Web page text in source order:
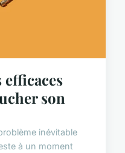
efficaces
son
inévitable
à un moment